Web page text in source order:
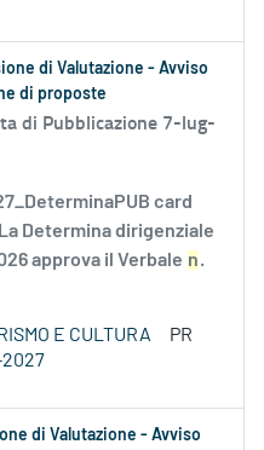
di Valutazione - Avviso
di proposte
di Pubblicazione 7-lug-
card
Determina dirigenziale
approva il Verbale n.
E CULTURA
PR
2027
di Valutazione - Avviso